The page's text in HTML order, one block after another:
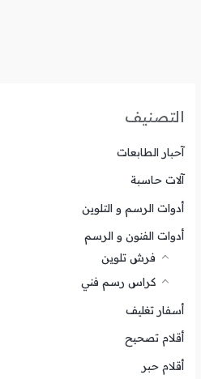
التصنيف
آحبار الطابعات
آلات حاسبة
أدوات الرسم و التلوين
أدوات الفنون و الرسم
فرش تلوين
كراس رسم فني
أسفار تغليف
أقلام تصحيح
أقلام حبر